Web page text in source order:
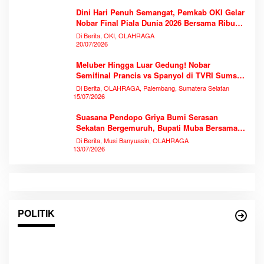
Dini Hari Penuh Semangat, Pemkab OKI Gelar
Nobar Final Piala Dunia 2026 Bersama Ribuan
Warga
Di Berita, OKI, OLAHRAGA
20/07/2026
Meluber Hingga Luar Gedung! Nobar
Semifinal Prancis vs Spanyol di TVRI Sumsel
Memecahkan Rekor Antusiasme
Di Berita, OLAHRAGA, Palembang, Sumatera Selatan
15/07/2026
Suasana Pendopo Griya Bumi Serasan
Sekatan Bergemuruh, Bupati Muba Bersama
Ribuan Warga Nobar Laga Bersejarah Piala
Dunia 2026
Di Berita, Musi Banyuasin, OLAHRAGA
13/07/2026
POLITIK